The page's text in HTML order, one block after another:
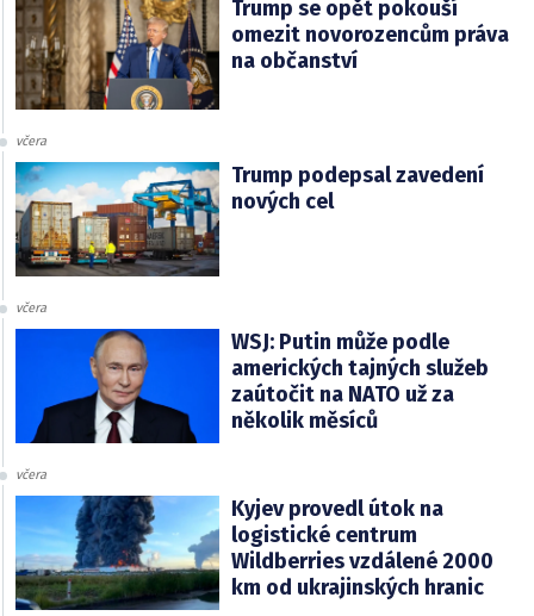
Trump se opět pokouší
omezit novorozencům práva
na občanství
včera
Trump podepsal zavedení
nových cel
včera
WSJ: Putin může podle
amerických tajných služeb
zaútočit na NATO už za
několik měsíců
včera
Kyjev provedl útok na
logistické centrum
Wildberries vzdálené 2000
km od ukrajinských hranic